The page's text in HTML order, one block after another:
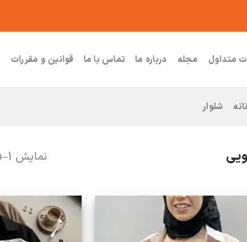
متداول مجله درباره ما تماس با ما قوانین و مقررات
شلوار
نمایش 1–15 از 206 نتیجه